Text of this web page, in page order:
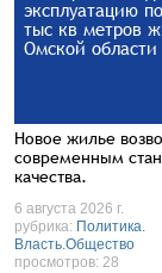
эксплуатацию
тыс кв метров
Омской области
Новое жилье
современным
качества.
6 августа 2026 г.
рубрика: Политика.
Власть.Общество
просмотров: 28